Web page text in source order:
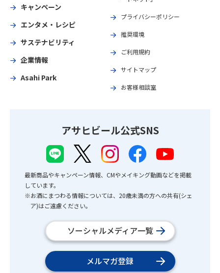
キャンペーン
エンタメ・レシピ
サステナビリティ
企業情報
Asahi Park
プライバシーポリシー
推奨環境
ご利用規約
サイトマップ
お客様相談室
アサヒビール公式SNS
最新商品やキャンペーン情報、CMやメイキング動画などを掲載
しています。
※お酒にまつわる情報については、20歳未満の方への共有(シェ
ア)はご遠慮ください。
ソーシャルメディア一覧
メルマガ登録